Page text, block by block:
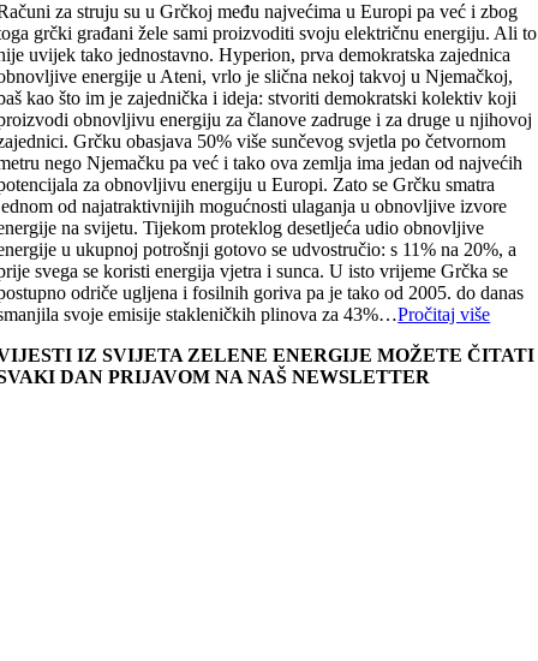
za struju su u Grčkoj među najvećima u Europi pa već i zbog
grčki građani žele sami proizvoditi svoju električnu energiju. Ali to
uvijek tako jednostavno. Hyperion, prva demokratska zajednica
energije u Ateni, vrlo je slična nekoj takvoj u Njemačkoj,
kao što im je zajednička i ideja: stvoriti demokratski kolektiv koji
obnovljivu energiju za članove zadruge i za druge u njihovoj
Grčku obasjava 50% više sunčevog svjetla po četvornom
nego Njemačku pa već i tako ova zemlja ima jedan od najvećih
za obnovljivu energiju u Europi. Zato se Grčku smatra
od najatraktivnijih mogućnosti ulaganja u obnovljive izvore
na svijetu. Tijekom proteklog desetljeća udio obnovljive
u ukupnoj potrošnji gotovo se udvostručio: s 11% na 20%, a
svega se koristi energija vjetra i sunca. U isto vrijeme Grčka se
odriče ugljena i fosilnih goriva pa je tako od 2005. do danas
svoje emisije stakleničkih plinova za 43%…Pročitaj više
IZ SVIJETA ZELENE ENERGIJE MOŽETE ČITATI
DAN PRIJAVOM NA NAŠ NEWSLETTER